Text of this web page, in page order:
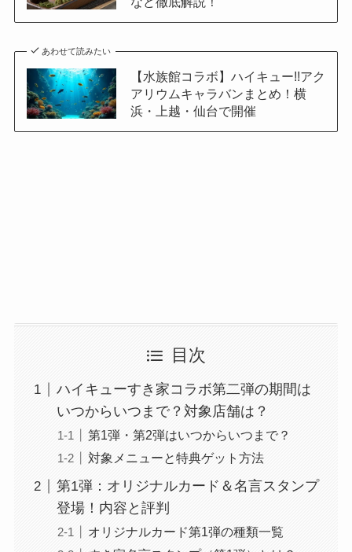
あわせて読みたい
【水族館コラボ】ハイキュー!!アク
アリウムキャラバンまとめ！横
浜・上越・仙台で開催
目次
ハイキューすき家コラボ第二弾の期間は
いつからいつまで？対象店舗は？
第1弾・第2弾はいつからいつまで？
対象メニューと特典ゲット方法
第1弾：オリジナルカード＆名言スタンプ
登場！内容と評判
オリジナルカード第1弾の種類一覧